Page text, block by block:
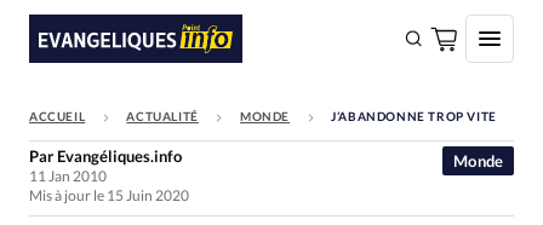
FAIRE UN DON
Faire un don
ACCUEIL ACTUALITÉ MONDE J’ABANDONNE TROP VITE
Monde
Par Evangéliques.info
11 Jan 2010
Mis à jour le 15 Juin 2020